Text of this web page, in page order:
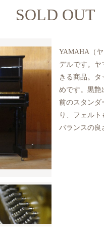
SOLD OUT
YAMAHA（
デルです。ヤ
きる商品。
めです。黒艶
前のスタンダ
り、フェル
バランスの良